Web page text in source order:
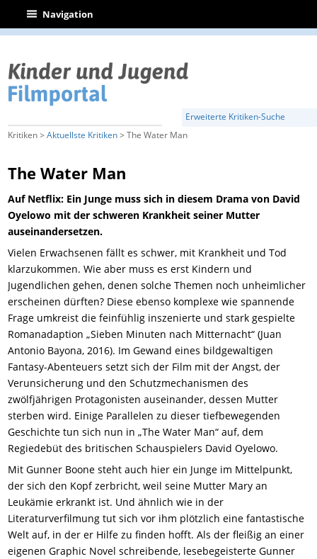
| Navigation
Erweiterte Kritiken-Suche
Kritiken >Aktuellste Kritiken> The Water Man
The Water Man
Auf Netflix: Ein Junge muss sich in diesem Drama von David
Oyelowo mit der schweren Krankheit seiner Mutter
auseinandersetzen.
Vielen Erwachsenen fällt es schwer, mit Krankheit und Tod
klarzukommen. Wie aber muss es erst Kindern und
Jugendlichen gehen, denen solche Themen noch unheimlicher
erscheinen dürften? Diese ebenso komplexe wie spannende
Frage umkreist die feinfühlig inszenierte und stark gespielte
Romanadaption „Sieben Minuten nach Mitternacht“ (Juan
Antonio Bayona, 2016). Im Gewand eines bildgewaltigen
Fantasy-Abenteuers setzt sich der Film mit der Angst, der
Verunsicherung und den Schutzmechanismen des
zwölfjährigen Protagonisten auseinander, dessen Mutter
sterben wird. Einige Parallelen zudieser tiefbewegenden
Geschichte tun sich nun in „The Water Man“ auf, dem
Regiedebüt des britischen Schauspielers David Oyelowo.
Mit Gunner Boone steht auch hier ein Junge im Mittelpunkt,
der sich den Kopf zerbricht, weil seine Mutter Mary an
Leukämie erkrankt ist. Und ähnlich wie in der
Literaturverfilmung tut sich vor ihm plötzlich eine fantastische
Welt auf, in der er Hilfe zu finden hofft. Als der fleißig an einer
eigenen Graphic Novel schreibende, lesebegeisterte Gunner